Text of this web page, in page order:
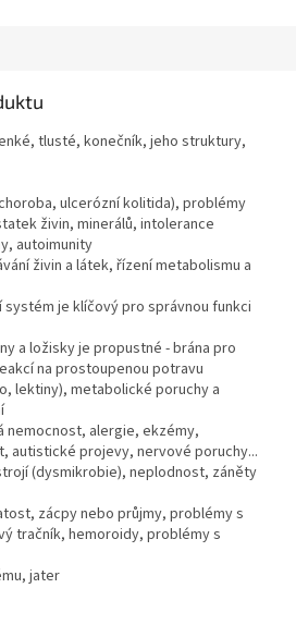
tlusté, konečník, jeho struktury,
ulcerózní kolitida), problémy
živin, minerálů, intolerance
autoimunity
živin a látek, řízení metabolismu a
je klíčový pro správnou funkci
a ložisky je propustné - brána pro
na prostoupenou potravu
lektiny), metabolické poruchy a
nemocnost, alergie, ekzémy,
autistické projevy, nervové poruchy...
(dysmikrobie), neplodnost, záněty
zácpy nebo průjmy, problémy s
tračník, hemoroidy, problémy s
jater